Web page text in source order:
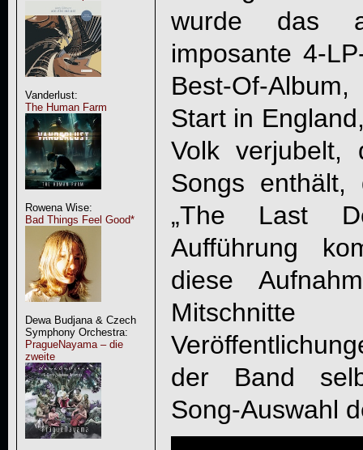
Vanderlust:
The Human Farm
Rowena Wise:
Bad Things Feel Good*
Dewa Budjana & Czech
Symphony Orchestra:
PragueNayama – die
zweite
wurde das
imposante 4-
Best-Of-
Start in
Volk verjubelt,
Songs
„The Last
Aufführung
diese
der Band
Song-Auswahl